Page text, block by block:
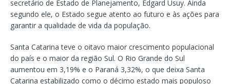
secretário de Estado de Planejamento, Edgard Usuy. Ainda
segundo ele, o Estado segue atento ao futuro e às ações para
garantir a qualidade de vida da população.
Santa Catarina teve o oitavo maior crescimento populacional
do país e o maior da região Sul. O Rio Grande do Sul
aumentou em 3,19% e o Paraná 3,32%, o que deixa Santa
Catarina estabilizado como o décimo estado mais populoso